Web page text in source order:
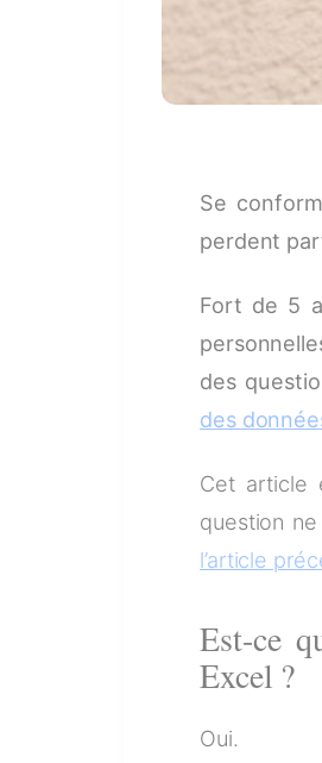
Se
perdent
Fort de 5
des
des
Cet article
question
l’article
Est-ce
Excel ?
Oui.